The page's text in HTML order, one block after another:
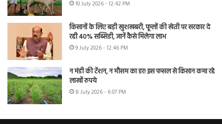
10 July 2026 - 12:42 PM
किसानों के लिए बड़ी खुशखबरी, फूलों की खेती पर सरकार दे
रही 40% सब्सिडी, जानें कैसे मिलेगा लाभ
9 July 2026 - 12:46 PM
न मंडी की टेंशन, न मौसम का डर! इस फसल से किसान कमा रहे
लाखों रुपये
8 July 2026 - 6:07 PM